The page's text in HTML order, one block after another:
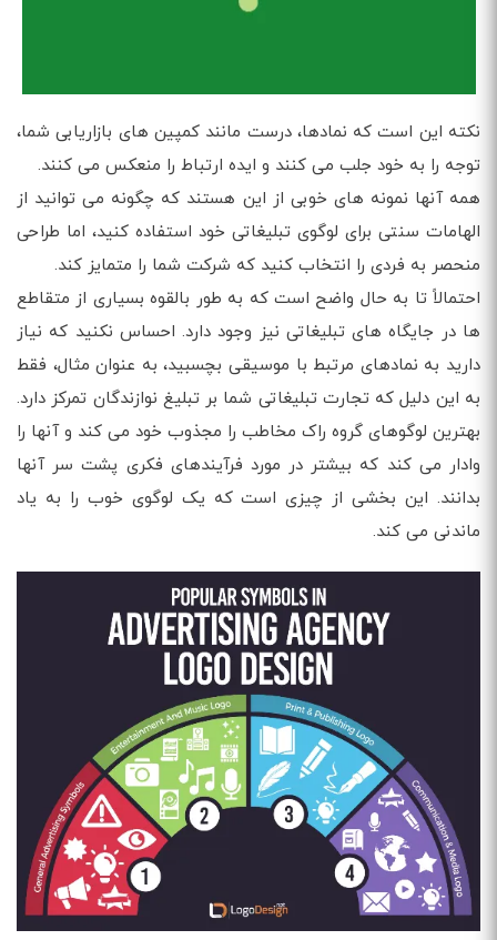
نکته این است که نمادها، درست مانند کمپین های بازاریابی شما،
توجه را به خود جلب می کنند و ایده ارتباط را منعکس می کنند.
همه آنها نمونه های خوبی از این هستند که چگونه می توانید از
الهامات سنتی برای لوگوی تبلیغاتی خود استفاده کنید، اما طراحی
منحصر به فردی را انتخاب کنید که شرکت شما را متمایز کند.
احتمالاً تا به حال واضح است که به طور بالقوه بسیاری از متقاطع
ها در جایگاه های تبلیغاتی نیز وجود دارد. احساس نکنید که نیاز
دارید به نمادهای مرتبط با موسیقی بچسبید، به عنوان مثال، فقط
به این دلیل که تجارت تبلیغاتی شما بر تبلیغ نوازندگان تمرکز دارد.
بهترین لوگوهای گروه راک مخاطب را مجذوب خود می کند و آنها را
وادار می کند که بیشتر در مورد فرآیندهای فکری پشت سر آنها
بدانند. این بخشی از چیزی است که یک لوگوی خوب را به یاد
ماندنی می کند.